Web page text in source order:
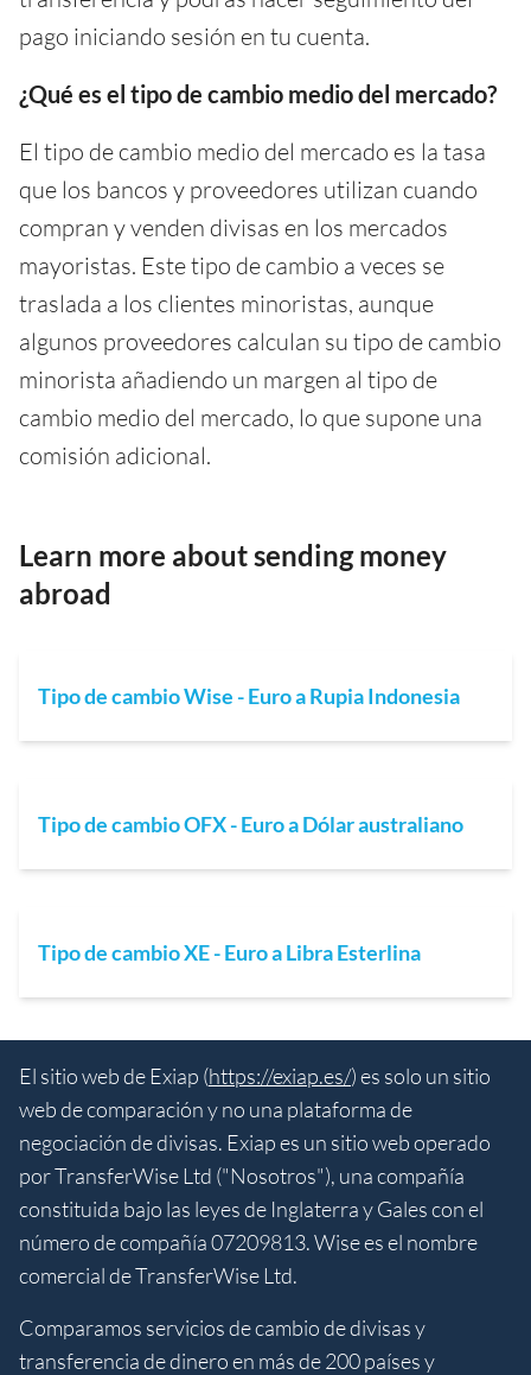
pago iniciando sesión en tu cuenta.
¿Qué es el tipo de cambio medio del mercado?
El tipo de cambio medio del mercado es la tasa
que los bancos y proveedores utilizan cuando
compran y venden divisas en los mercados
mayoristas. Este tipo de cambio a veces se
traslada a los clientes minoristas, aunque
algunos proveedores calculan su tipo de cambio
minorista añadiendo un margen al tipo de
cambio medio del mercado, lo que supone una
comisión adicional.
Learn more about sending money
abroad
Tipo de cambio Wise - Euro a Rupia Indonesia
Tipo de cambio OFX - Euro a Dólar australiano
Tipo de cambio XE - Euro a Libra Esterlina
El sitio web de Exiap (https://exiap.es/) es solo un sitio
web de comparación y no una plataforma de
negociación de divisas. Exiap es un sitio web operado
por TransferWise Ltd ("Nosotros"), una compañía
constituida bajo las leyes de Inglaterra y Gales con el
número de compañía 07209813. Wise es el nombre
comercial de TransferWise Ltd.
Comparamos servicios de cambio de divisas y
transferencia de dinero en más de 200 países y